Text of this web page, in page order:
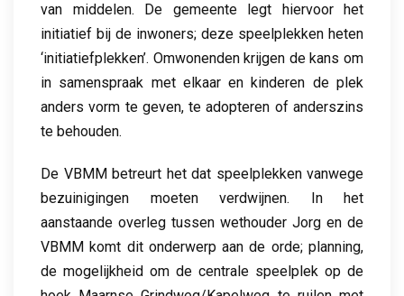
van middelen. De gemeente legt hiervoor het
initiatief bij de inwoners; deze speelplekken heten
‘initiatiefplekken’. Omwonenden krijgen de kans om
in samenspraak met elkaar en kinderen de plek
anders vorm te geven, te adopteren of anderszins
te behouden.
De VBMM betreurt het dat speelplekken vanwege
bezuinigingen moeten verdwijnen. In het
aanstaande overleg tussen wethouder Jorg en de
VBMM komt dit onderwerp aan de orde; planning,
de mogelijkheid om de centrale speelplek op de